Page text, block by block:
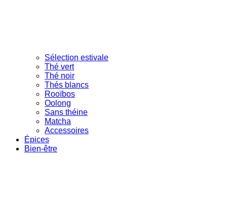
Sélection estivale
Thé vert
Thé noir
Thés blancs
Rooïbos
Oolong
Sans théine
Matcha
Accessoires
Épices
Bien-être